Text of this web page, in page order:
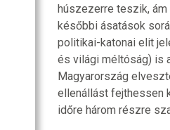
húszezerre teszik,
későbbi ásatások
politikai-katonai elit
és világi méltóság) is
Magyarország
ellenállást fejthessen
időre három részre